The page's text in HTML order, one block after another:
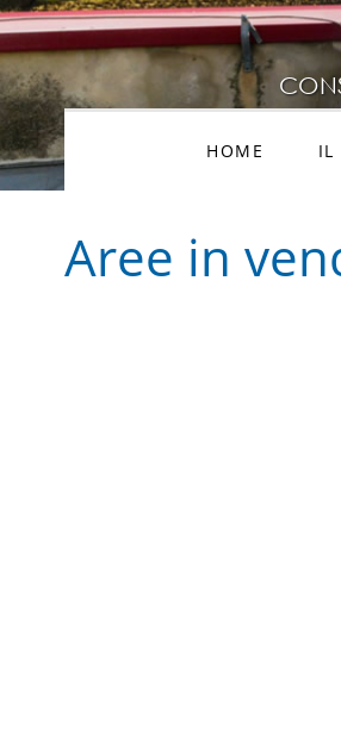
HOME IL
Aree in